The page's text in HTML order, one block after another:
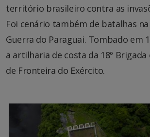
território brasileiro contra as
Foi cenário também de batalhas
Guerra do Paraguai. Tombado em
a artilharia de costa da 18º
de Fronteira do Exército.